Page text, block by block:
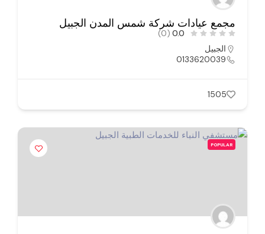
مجمع عيادات شركة شمس المدن الجبيل
0.0
(0)
الجبيل
0133620039
1505
POPULAR